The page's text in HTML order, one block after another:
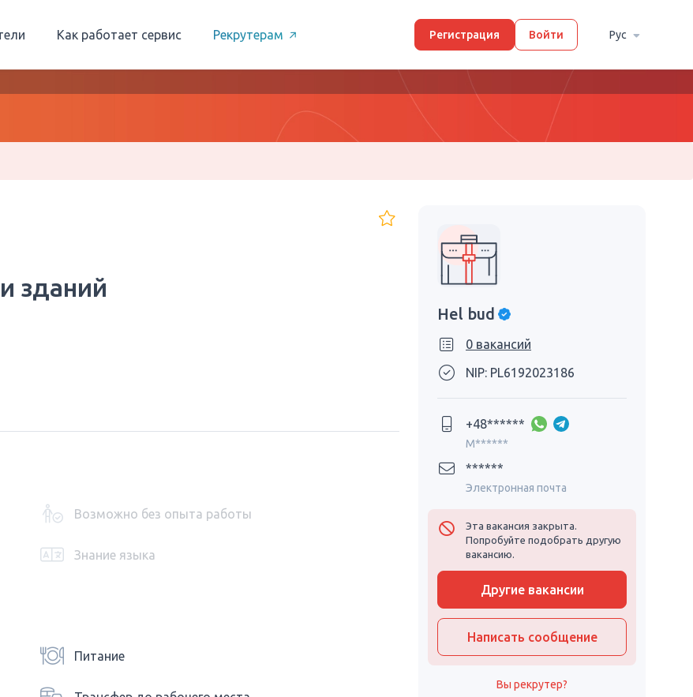
Как работает сервис Рекрутерам Регистрация Войти Рус
зданий
Возможно без опыта работы
Знание языка
Питание
Hel bud
0 вакансий
NIP: PL6192023186
+48******
M******
******
Электронная почта
Эта вакансия закрыта.
Попробуйте подобрать другую
вакансию.
Другие вакансии
Написать сообщение
Вы рекрутер?